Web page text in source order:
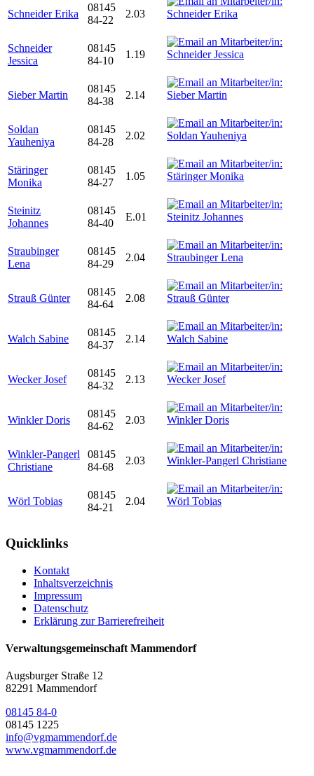
Schneider Erika
08145
84-22
2.03
Schneider
Jessica
08145
84-10
1.19
Sieber Martin
08145
84-38
2.14
Soldan
Yauheniya
08145
84-28
2.02
Stäringer
Monika
08145
84-27
1.05
Steinitz
Johannes
08145
84-40
E.01
Straubinger
Lena
08145
84-29
2.04
Strauß Günter
08145
84-64
2.08
Walch Sabine
08145
84-37
2.14
Wecker Josef
08145
84-32
2.13
Winkler Doris
08145
84-62
2.03
Winkler-Pangerl
Christiane
08145
84-68
2.03
Wörl Tobias
08145
84-21
2.04
Quicklinks
Kontakt
Inhaltsverzeichnis
Impressum
Datenschutz
Erklärung zur Barrierefreiheit
Verwaltungsgemeinschaft Mammendorf
Augsburger Straße 12
82291 Mammendorf
08145 84-0
08145 1225
info@vgmammendorf.de
www.vgmammendorf.de